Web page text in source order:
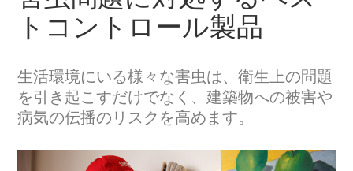
トコントロール製品
生活環境にいる様々な害虫は、衛生上の問題
を引き起こすだけでなく、建築物への被害や
病気の伝播のリスクを高めます。